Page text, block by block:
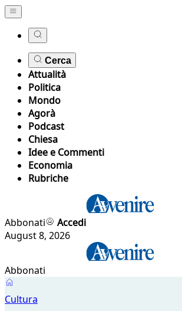
Cerca
Attualità
Politica
Mondo
Agorà
Podcast
Chiesa
Idee e Commenti
Economia
Rubriche
Abbonati
Accedi
August 8, 2026
Abbonati
Cultura